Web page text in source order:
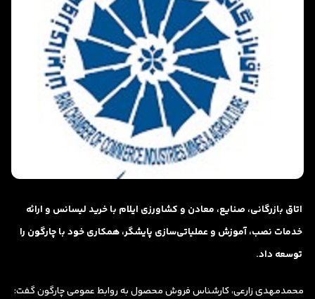
اتاق بازرگانی، صنایع، معادن و کشاورزی ایلام با خرید لیسانس و ارائه
خدمات نصب، آموزش و عملیاتی‌سازی پایشگر، همکاری خود با چارگون را
توسعه داد.
محمدمهدی زارعی، کارشناس فروش محصول به روابط عمومی چارگون گفت: